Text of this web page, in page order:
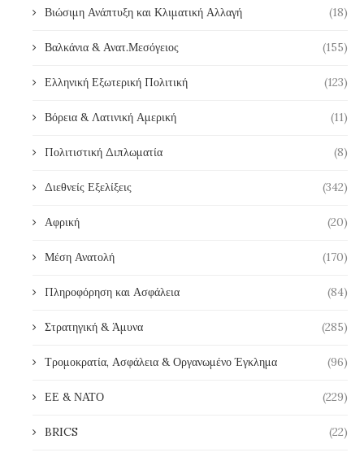
Βιώσιμη Ανάπτυξη και Κλιματική Αλλαγή (18)
Βαλκάνια & Ανατ.Μεσόγειος (155)
Ελληνική Εξωτερική Πολιτική (123)
Βόρεια & Λατινική Αμερική (11)
Πολιτιστική Διπλωματία (8)
Διεθνείς Εξελίξεις (342)
Αφρική (20)
Μέση Ανατολή (170)
Πληροφόρηση και Ασφάλεια (84)
Στρατηγική & Άμυνα (285)
Τρομοκρατία, Ασφάλεια & Οργανωμένο Έγκλημα (96)
ΕΕ & ΝΑΤΟ (229)
BRICS (22)